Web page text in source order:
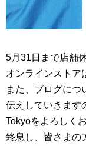
5月31日まで店舗
オンラインストア
また、ブログにつ
伝えしていきます
Tokyoをよろしく
終息し、皆さまの